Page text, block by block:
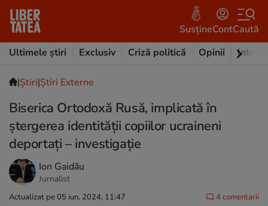
SusțineContCaută
Ultimele știri
Exclusiv Criză politică Opinii
|Ştiri|Știri Externe
Biserica Ortodoxă Rusă, implicată în
ștergerea identității copiilor ucraineni
deportați – investigație
Ion Gaidău
Jurnalist
Actualizat pe 05 iun. 2024, 11:47 4 comentarii